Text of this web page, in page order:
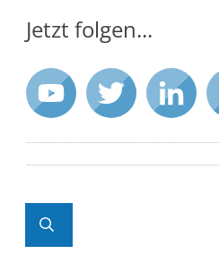
Jetzt folgen...